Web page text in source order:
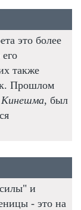
это более
также
Прошлом
, был
и
- это на